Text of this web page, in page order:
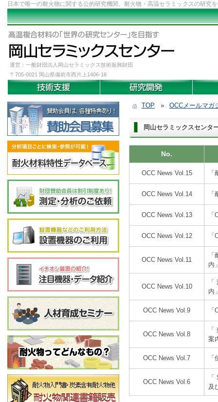
日本で唯一の耐火物に関する公的研究機関、耐火物・高温セラミックスの研
運営：一般財団法人岡山セラミックス技術振興財団
〒705-0021 岡山県備前市西片上1406-18
TOP OCCメールマガ
岡山セラミックスセンタ
No.
OCC News Vol.15
OCC News Vol.14
OCC News Vol.13
OCC News Vol.12
OCC News Vol.11
内
OCC News Vol.10
内
OCC News Vol.9
OCC News Vol.8
案
OCC News Vol.7
OCC News Vol.6
及